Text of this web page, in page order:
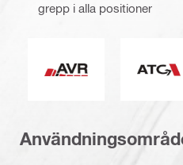
grepp i alla positioner